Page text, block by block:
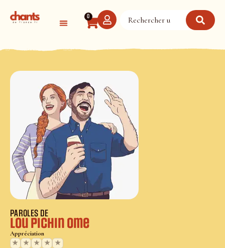
0
PAROLES DE
Lou pichin ome
Appréciation
★
★ ★ ★ ★